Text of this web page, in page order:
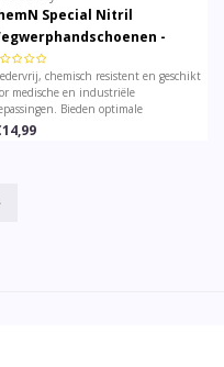
Special Nitril
-
- 100 stuks
chemisch resistent en geschikt
medische en industriële
Bieden optimale
en comfort, voldoen aan EN
en EN 455 normen.